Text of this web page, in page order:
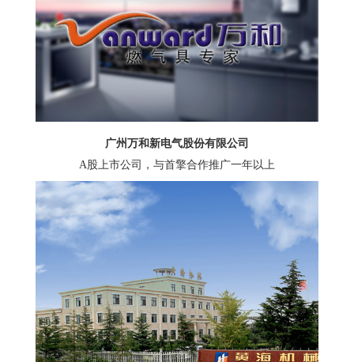
广州万和新电气股份有限公司
A股上市公司，与首擎合作推广一年以上